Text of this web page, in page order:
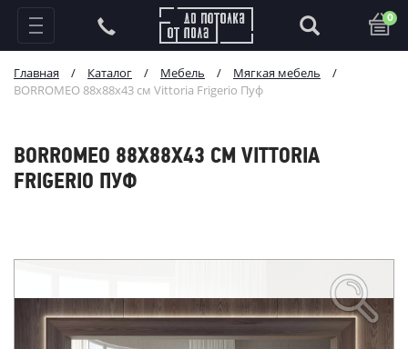
0
Главная / Каталог / Мебель / Мягкая мебель
/
BORROMEO 88х88х43 см Vittoria Frigerio Пуф
BORROMEO 88Х88Х43 СМ VITTORIA
FRIGERIO ПУФ